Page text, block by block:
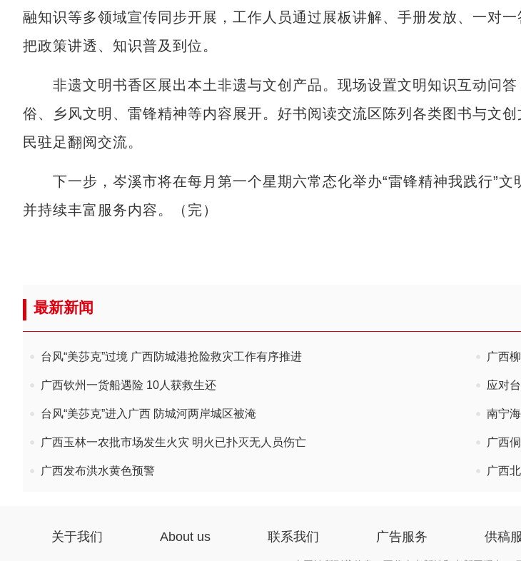
融知识等多领域宣传同步开展，工作人员通过展板讲解、手册发放、一对一
把政策讲透、知识普及到位。
非遗文明书香区展出本土非遗与文创产品。现场设置文明知识互动问答
俗、乡风文明、雷锋精神等内容展开。好书阅读交流区陈列各类图书与文
民驻足翻阅交流。
下一步，岑溪市将在每月第一个星期六常态化举办“雷锋精神我践行”文
并持续丰富服务内容。（完）
最新新闻
台风“美莎克”过境 广西防城港抢险救灾工作有序推进 广西
广西钦州一货船遇险 10人获救生还 应对
台风“美莎克”进入广西 防城河两岸城区被淹 南宁
广西玉林一农批市场发生火灾 明火已扑灭无人员伤亡 广西
广西发布洪水黄色预警 广西
关于我们 About us 联系我们 广告服务 供稿